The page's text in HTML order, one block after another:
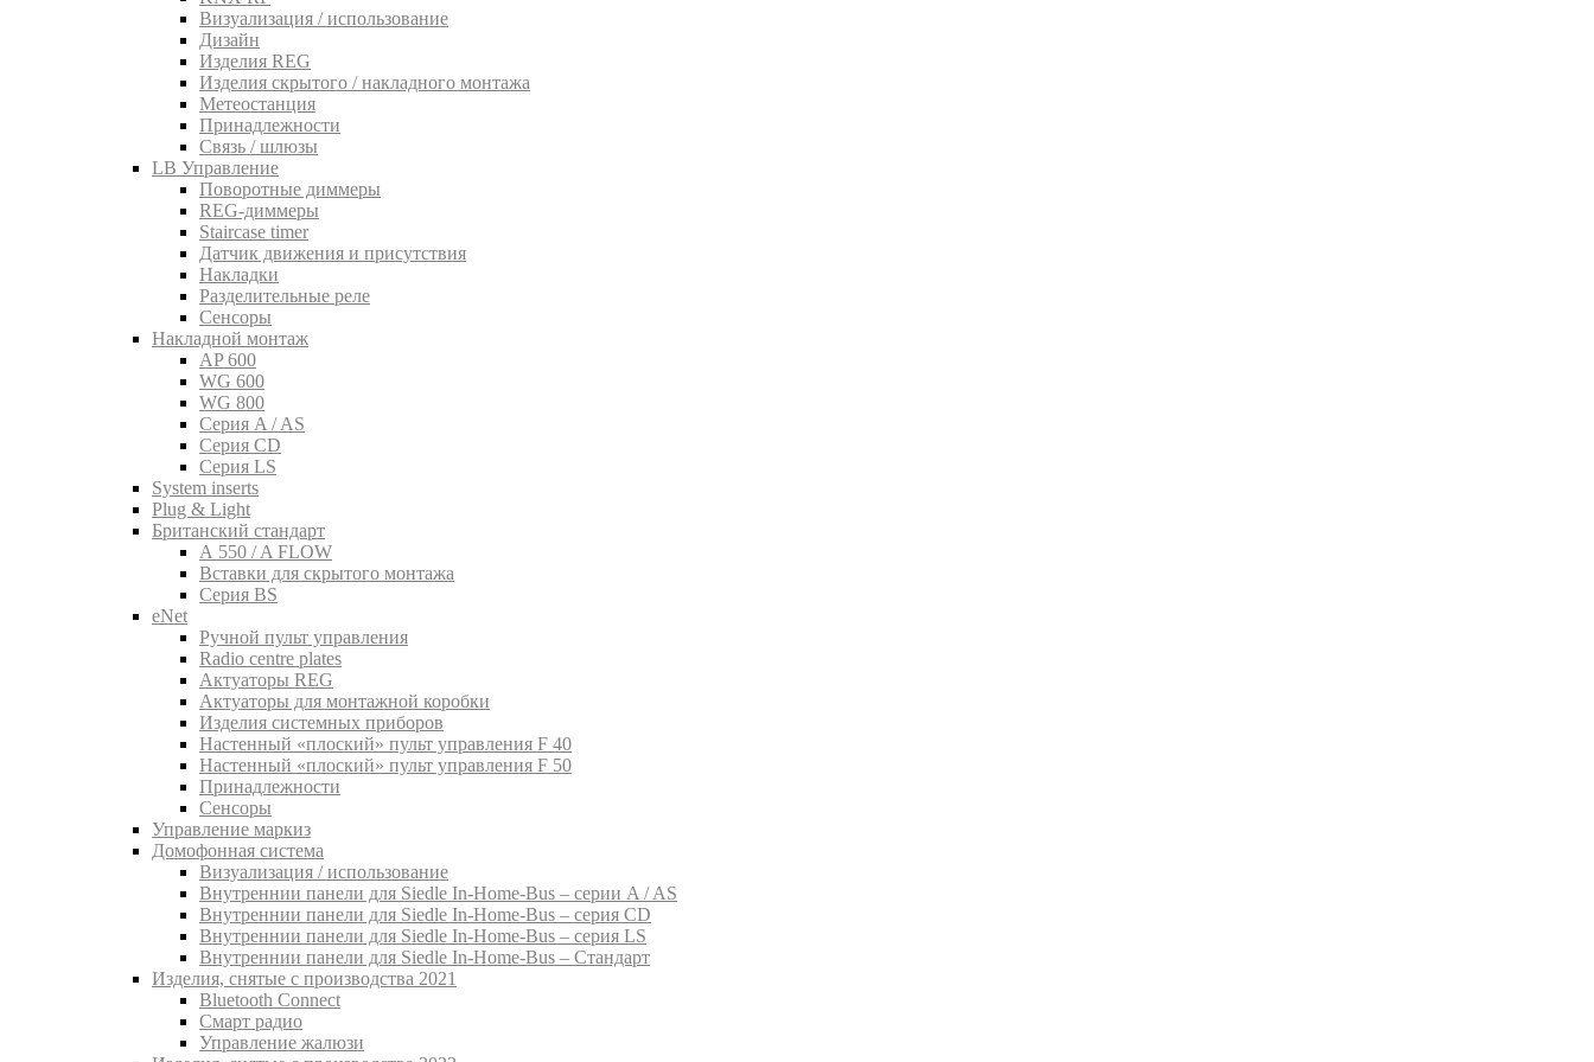
Визуализация / использование
Дизайн
Изделия REG
Изделия скрытого / накладного монтажа
Метеостанция
Принадлежности
Связь / шлюзы
LB Управление
Поворотные диммеры
REG-диммеры
Staircase timer
Датчик движения и присутствия
Накладки
Разделительные реле
Сенсоры
Накладной монтаж
AP 600
WG 600
WG 800
Серия A / AS
Серия CD
Серия LS
System inserts
Plug & Light
Британский стандарт
A 550 / A FLOW
Вставки для скрытого монтажа
Серия BS
eNet
Pучной пульт управления
Radio centre plates
Актуаторы REG
Актуаторы для монтажной коробки
Изделия системных приборов
Настенный «плоский» пульт управления F 40
Настенный «плоский» пульт управления F 50
Принадлежности
Сенсоры
Управление маркиз
Домофонная система
Визуализация / использование
Внутреннии панели для Siedle In-Home-Bus – серии A / AS
Внутреннии панели для Siedle In-Home-Bus – серия CD
Внутреннии панели для Siedle In-Home-Bus – серия LS
Внутреннии панели для Siedle In-Home-Bus – Стандарт
Изделия, снятые с производства 2021
Bluetooth Connect
Смарт радио
Управление жалюзи